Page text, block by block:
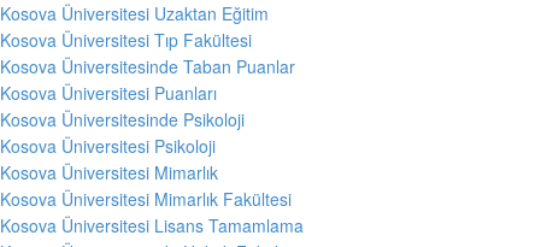
Kosova Üniversitesi Uzaktan Eğitim
Kosova Üniversitesi Tıp Fakültesi
Kosova Üniversitesinde Taban Puanlar
Kosova Üniversitesi Puanları
Kosova Üniversitesinde Psikoloji
Kosova Üniversitesi Psikoloji
Kosova Üniversitesi Mimarlık
Kosova Üniversitesi Mimarlık Fakültesi
Kosova Üniversitesi Lisans Tamamlama